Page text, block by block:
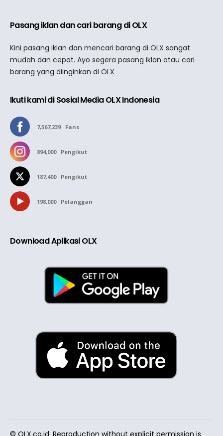
Pasang iklan dan cari barang di OLX
Kini pasang iklan dan mencari barang di OLX sangat
mudah dan cepat. Ayo segera pasang iklan atau cari
barang yang diinginkan di OLX
Ikuti kami di Sosial Media OLX Indonesia
7,567,239 Fans
894,000 Pengikut
187,400 Pengikut
198,000 Pelanggan
Download Aplikasi OLX
© OLX.co.id. Reproduction without explicit permission is